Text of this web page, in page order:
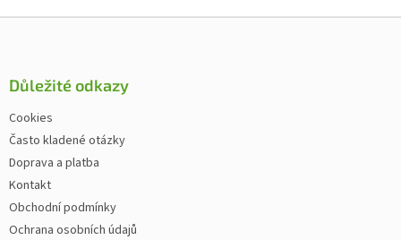
Zápatí
Důležité odkazy
Cookies
Často kladené otázky
Doprava a platba
Kontakt
Obchodní podmínky
Ochrana osobních údajů